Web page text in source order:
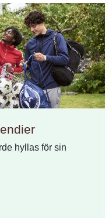
hyllas för sin